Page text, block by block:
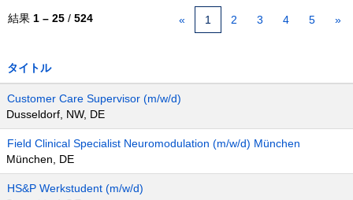
結果 1 – 25 / 524 « 1 2 3 4 5 »
タイトル
Customer Care Supervisor (m/w/d)
Dusseldorf, NW, DE
Field Clinical Specialist Neuromodulation (m/w/d) München
München, DE
HS&P Werkstudent (m/w/d)